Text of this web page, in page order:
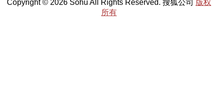
Copyright © 2026 Sohu All Rights Reserved. 搜狐公司 版权
所有